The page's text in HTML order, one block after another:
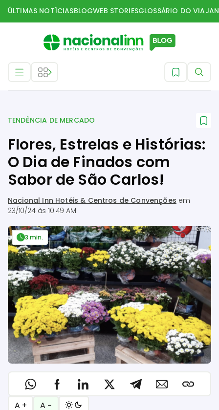
ÚLTIMAS NOTÍCIASBLOGWEB STORIESGLOSSÁRIO DO
Tendência de mercado
TENDÊNCIA DE MERCADO
Flores, Estrelas e Histórias:
O Dia de Finados com
Sabor de São Carlos!
Nacional Inn Hotéis & Centros de Convenções em
23/10/24 às 10:49 AM
3 min.
A + A −